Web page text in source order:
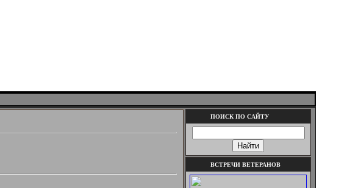
ПОИСК ПО САЙТУ
ВСТРЕЧИ ВЕТЕРАНОВ